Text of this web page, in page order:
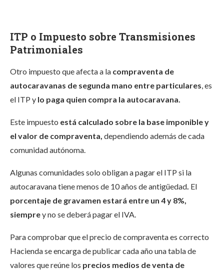
ITP o Impuesto sobre Transmisiones
Patrimoniales
Otro impuesto que afecta a la compraventa de
autocaravanas de segunda mano entre particulares , es
el ITP y lo paga quien compra la autocaravana.
Este impuesto está calculado sobre la base imponible y
el valor de compraventa, dependiendo además de cada
comunidad autónoma.
Algunas comunidades solo obligan a pagar el ITP si la
autocaravana tiene menos de 10 años de antigüedad El
porcentaje de gravamen estará entre un 4 y 8%,
siemprey no se deberá pagar el IVA.
Para comprobar que el precio de compraventa es correcto
Hacienda se encarga de publicar cada año una tabla de
valores que reúne los precios medios de venta de